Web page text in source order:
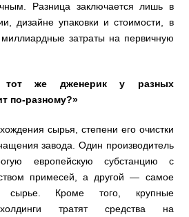
Разница заключается лишь в
дизайне упаковки и стоимости, в
затраты на первичную
же дженерик у разных
по-разному?»
сырья, степени его очистки
завода. Один производитель
европейскую субстанцию с
примесей, а другой — самое
сырье. Кроме того, крупные
холдинги тратят средства на